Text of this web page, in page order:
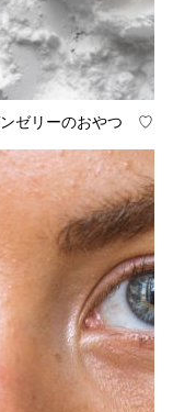
ンゼリーのおやつ ♡